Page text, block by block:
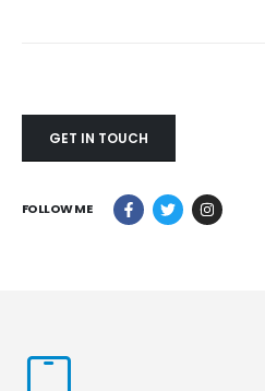
GET IN TOUCH
FOLLOW ME